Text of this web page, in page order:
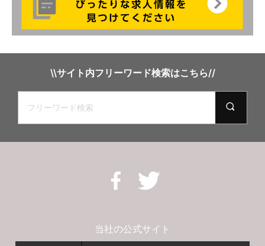
\\サイト内フリーワード検索はこちら//
当社の公式サイト